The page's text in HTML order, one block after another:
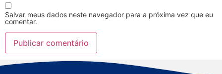
Salvar meus dados neste navegador para a próxima vez que eu
comentar.